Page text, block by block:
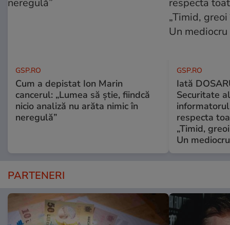
GSP.RO
Cum a depistat Ion Marin
cancerul: „Lumea să știe, fiindcă
nicio analiză nu arăta nimic în
neregulă”
GSP.RO
Iată
Securitate
informatorul
respecta
„Timid,
Un
PARTENERI